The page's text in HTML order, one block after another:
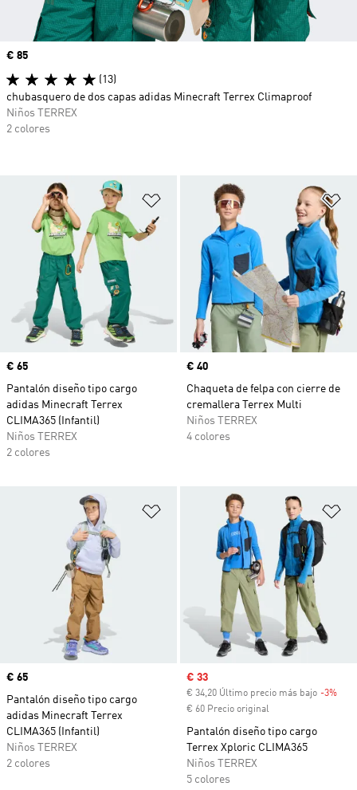
Añadir a la lista de deseos
Precio
€ 65
Pantalón diseño tipo cargo
adidas Minecraft Terrex
CLIMA365 (Infantil)
Niños TERREX
2 colores
Precio
€ 40
Chaqueta de felpa con cierre de
cremallera Terrex Multi
Niños TERREX
4 colores
Añadir a la lista de deseos
Precio
€ 65
Pantalón diseño tipo cargo
adidas Minecraft Terrex
CLIMA365 (Infantil)
Niños TERREX
2 colores
Precio de venta
€ 33
€ 34,20 Último precio más bajo -3%
€ 60 Precio original
Pantalón diseño tipo cargo
Terrex Xploric CLIMA365
Niños TERREX
5 colores
Precio
€ 85
(13)
chubasquero de dos capas adidas Minecraft Terrex Climaproof
Niños TERREX
2 colores